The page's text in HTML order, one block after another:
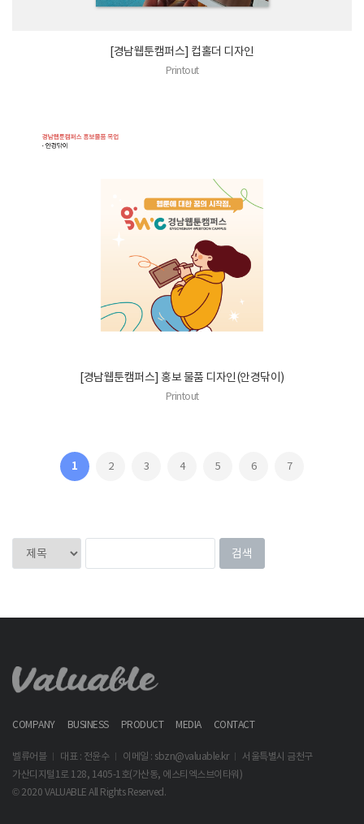
[경남웹툰캠퍼스] 컵홀더 디자인
Printout
[경남웹툰캠퍼스] 홍보 물품 디자인(안경닦이)
Printout
1 2 3 4 5 6 7
COMPANY BUSINESS PRODUCT MEDIA CONTACT
벨류어블 대표 : 전윤수 이메일 : sbzn@valuable.kr
서울특별시 금천구
가산디지털1로 128, 1405-1호(가산동, 에스티엑스브이타워)
© 2020 VALUABLE All Rights Reserved.